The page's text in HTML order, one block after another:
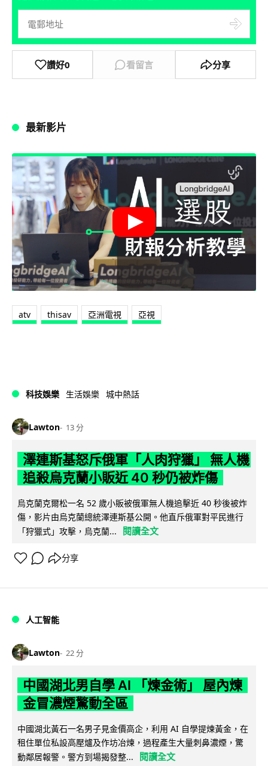
讚好0 看留言 分享
最新影片
atv thisav 亞洲電視 亞視
科技娛樂 生活娛樂 城中熱話
Lawton 13 分
澤連斯基怒斥俄軍「人肉狩獵」 無人機
追殺烏克蘭小販近 40 秒仍被炸傷
烏克蘭克爾松一名 52 歲小販被俄軍無人機追擊近 40 秒後被炸
傷，影片由烏克蘭總統澤連斯基公開。他直斥俄軍對平民進行
「狩獵式」攻擊，烏克蘭...
閱讀全文
分享
人工智能
Lawton 22 分
中國湖北男自學 AI 「煉金術」 屋內煉
金冒濃煙驚動全區
中國湖北黃石一名男子見金價高企，利用 AI 自學提煉黃金，在
租住單位私設高壓爐及作坊冶煉，過程產生大量刺鼻濃煙，驚
動鄰居報警。警方到場揭發整...
閱讀全文